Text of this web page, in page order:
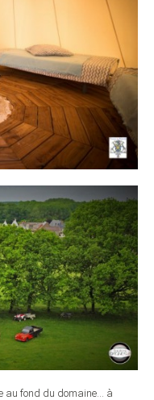
au fond du domaine… à